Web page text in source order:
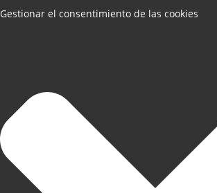
Gestionar el consentimiento de las cookies